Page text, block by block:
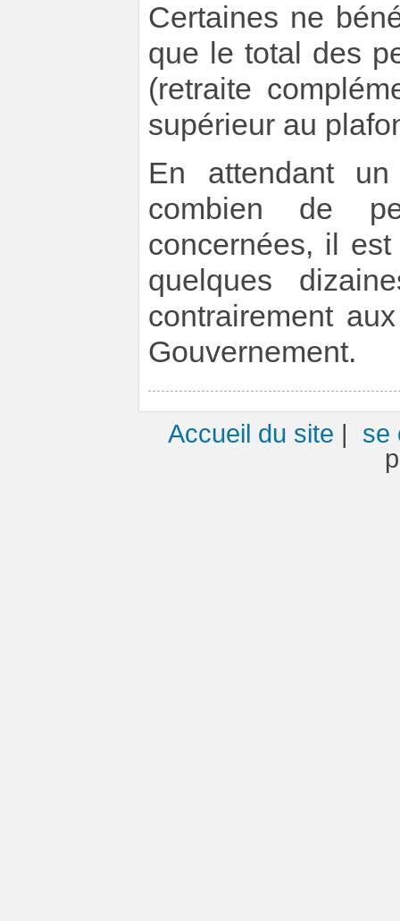
Certaines ne
que le total des
(retraite
supérieur au
En attendant
combien de
concernées, il
quelques
contrairement
Gouvernement.
Accueil du site
se